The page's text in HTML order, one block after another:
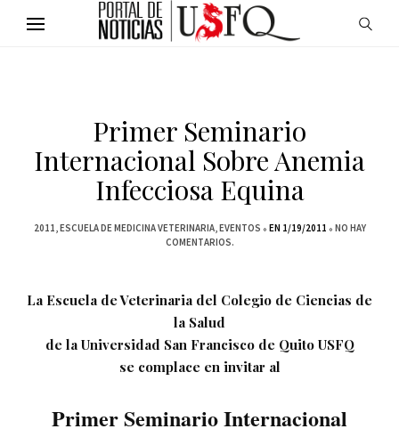
Primer Seminario
Internacional Sobre Anemia
Infecciosa Equina
2011 ESCUELA DE MEDICINA VETERINARIA EVENTOS EN 1/19/2011
NO HAY
COMENTARIOS.
La Escuela de Veterinaria del Colegio de Ciencias de
la Salud
de la Universidad San Francisco de Quito USFQ
se complace en invitar al
Primer Seminario Internacional